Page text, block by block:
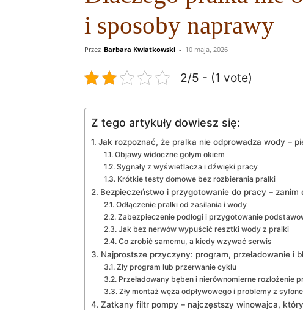
i sposoby naprawy
Przez Barbara Kwiatkowski - 10 maja, 2026
2/5 - (1 vote)
Z tego artykuły dowiesz się:
Jak rozpoznać, że pralka nie odprowadza wody –
Objawy widoczne gołym okiem
Sygnały z wyświetlacza i dźwięki pracy
Krótkie testy domowe bez rozbierania pralki
Bezpieczeństwo i przygotowanie do pracy – zanim
Odłączenie pralki od zasilania i wody
Zabezpieczenie podłogi i przygotowanie
Jak bez nerwów wypuścić resztki wody z pralki
Co zrobić samemu, a kiedy wzywać serwis
Najprostsze przyczyny: program, przeładowanie i
Zły program lub przerwanie cyklu
Przeładowany bęben i nierównomierne rozłożenie
Zły montaż węża odpływowego i problemy z
Zatkany filtr pompy – najczęstszy winowajca,